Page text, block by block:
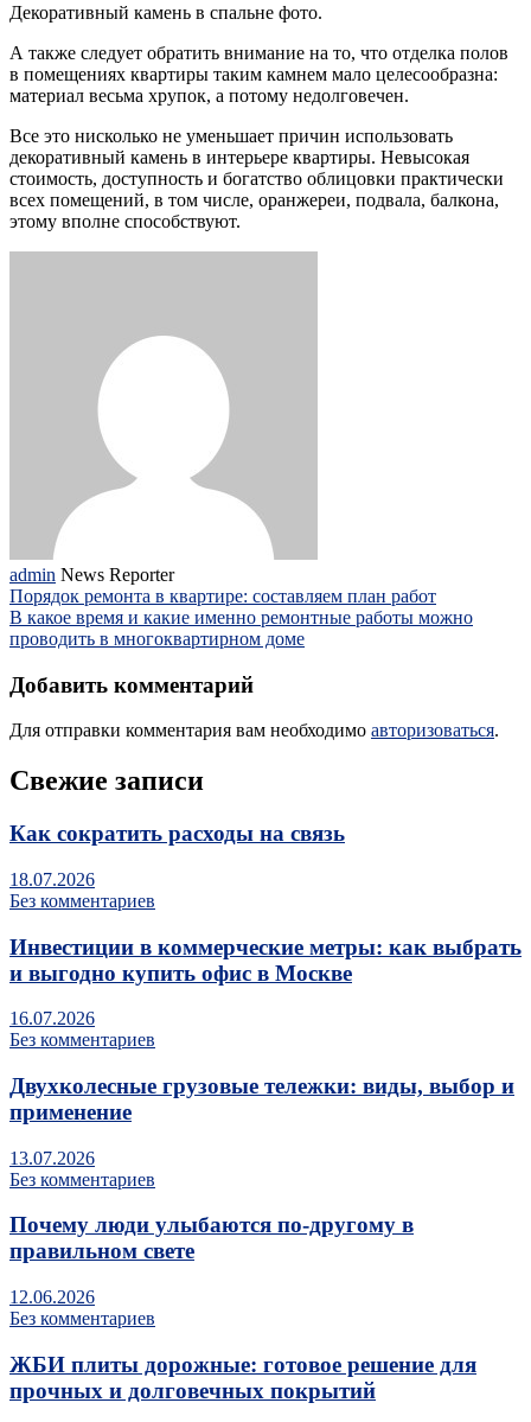
Декоративный камень в спальне фото.
А также следует обратить внимание на то, что отделка полов
в помещениях квартиры таким камнем мало целесообразна:
материал весьма хрупок, а потому недолговечен.
Все это нисколько не уменьшает причин использовать
декоративный камень в интерьере квартиры. Невысокая
стоимость, доступность и богатство облицовки практически
всех помещений, в том числе, оранжереи, подвала, балкона,
этому вполне способствуют.
admin News Reporter
Порядок ремонта в квартире: составляем план работ
В какое время и какие именно ремонтные работы можно
проводить в многоквартирном доме
Добавить комментарий
Для отправки комментария вам необходимо авторизоваться.
Свежие записи
Как сократить расходы на связь
18.07.2026
Без комментариев
Инвестиции в коммерческие метры: как выбрать
и выгодно купить офис в Москве
16.07.2026
Без комментариев
Двухколесные грузовые тележки: виды, выбор и
применение
13.07.2026
Без комментариев
Почему люди улыбаются по‑другому в
правильном свете
12.06.2026
Без комментариев
ЖБИ плиты дорожные: готовое решение для
прочных и долговечных покрытий